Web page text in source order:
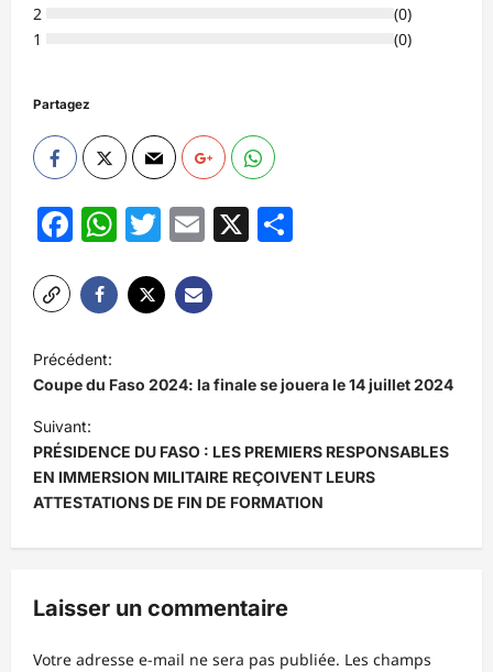
2
(0)
1
(0)
Partagez
Facebook
WhatsApp
Twitter
Email
X
N
a
v
i
g
a
t
o
n
Précédent:
Coupe du Faso 2024: la finale se jouera le 14 juillet 2024
Suivant:
PRÉSIDENCE DU FASO : LES PREMIERS RESPONSABLES
EN IMMERSION MILITAIRE REÇOIVENT LEURS
ATTESTATIONS DE FIN DE FORMATION
Laisser un commentaire
Votre adresse e-mail ne sera pas publiée. Les champs